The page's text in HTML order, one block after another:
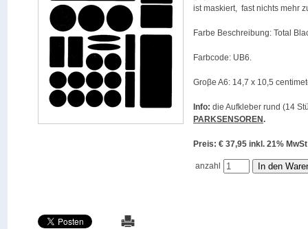
ist maskiert, fast nichts mehr
Farbe Beschreibung: Total
Farbcode: UB6.
Groβe A6: 14,7 x 10,5
Info: die Aufkleber rund (14
PARKSENSOREN.
Preis: € 37,95 inkl. 21%
anzahl